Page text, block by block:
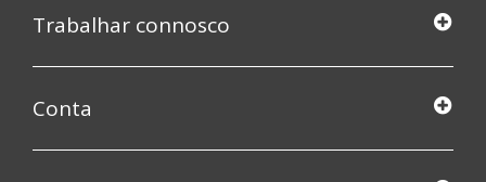
Trabalhar connosco
Conta